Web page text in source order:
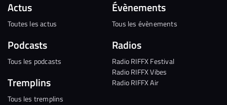
Actus
Toutes les actus
Podcasts
Tous les podcasts
Tremplins
Tous les tremplins
Évènements
Tous les évènements
Radios
Radio RIFFX Festival
Radio RIFFX Vibes
Radio RIFFX Air